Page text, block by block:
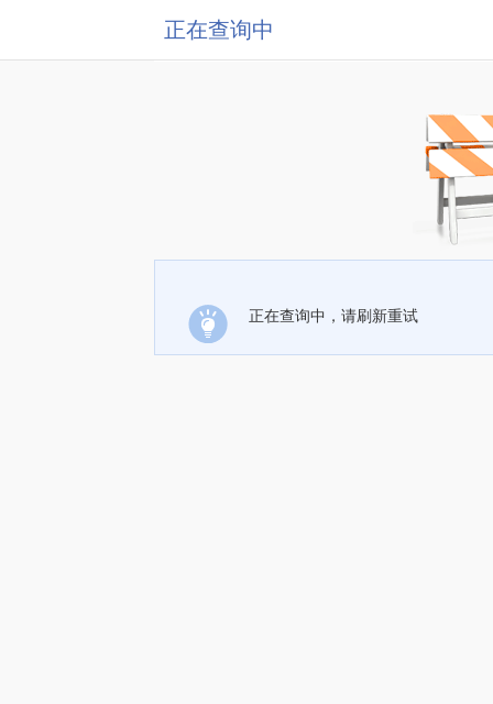
正在查询中
正在查询中，请刷新重试